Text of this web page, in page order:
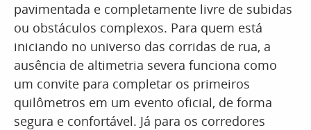
pavimentada e completamente livre de subidas
ou obstáculos complexos. Para quem está
iniciando no universo das corridas de rua, a
ausência de altimetria severa funciona como
um convite para completar os primeiros
quilômetros em um evento oficial, de forma
segura e confortável. Já para os corredores